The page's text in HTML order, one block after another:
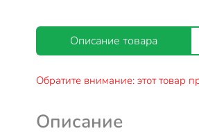
Описание товара
Обратите внимание: этот товар
Описание